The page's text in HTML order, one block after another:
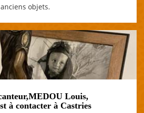
objets.
Louis,
à contacter à Castries